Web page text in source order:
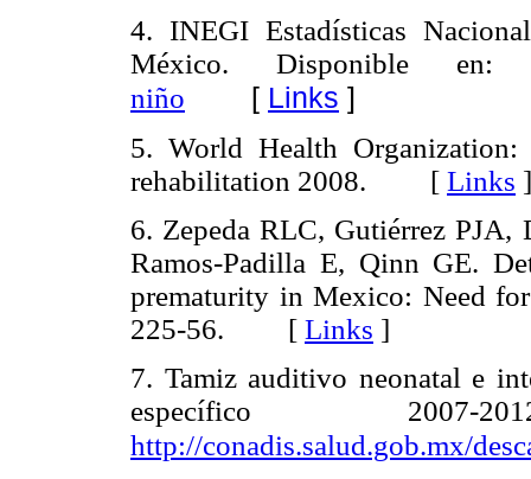
4. INEGI Estadísticas
México. Disponible
niño [ Links ]
5. World Health
rehabilitation 2008. [ Links ]
6. Zepeda RLC, Gutiérrez PJA,
Ramos-Padilla E, Qinn GE.
prematurity in Mexico: Need
225-56. [ Links ]
7. Tamiz auditivo neonatal e
específico
http://conadis.salud.gob.mx/